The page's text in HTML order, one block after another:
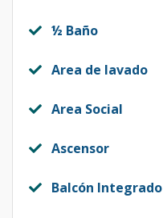
½ Baño
Area de lavado
Area Social
Ascensor
Balcón Integrado